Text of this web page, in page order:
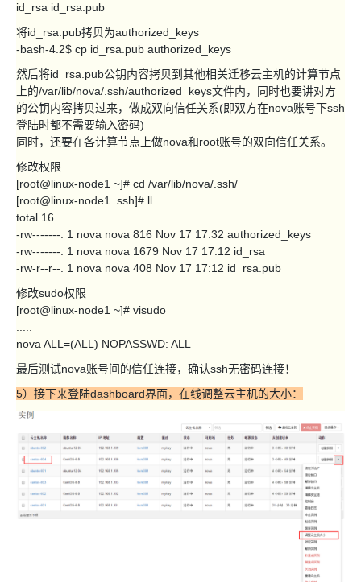
id_rsa id_rsa.pub
将id_rsa.pub拷贝为authorized_keys
-bash-4.2$ cp id_rsa.pub authorized_keys
然后将id_rsa.pub公钥内容拷贝到其他相关迁移云主机的计算节点
上的/var/lib/nova/.ssh/authorized_keys文件内，同时也要讲对方
的公钥内容拷贝过来，做成双向信任关系(即双方在nova账号下ssh
登陆时都不需要输入密码)
同时，还要在各计算节点上做nova和root账号的双向信任关系。
修改权限
[root@linux-node1 ~]# cd /var/lib/nova/.ssh/
[root@linux-node1 .ssh]# ll
total 16
-rw-------. 1 nova nova 816 Nov 17 17:32 authorized_keys
-rw-------. 1 nova nova 1679 Nov 17 17:12 id_rsa
-rw-r--r--. 1 nova nova 408 Nov 17 17:12 id_rsa.pub
修改sudo权限
[root@linux-node1 ~]# visudo
nova ALL=(ALL) NOPASSWD: ALL
最后测试nova账号间的信任连接，确认ssh无密码连接！
5）接下来登陆dashboard界面，在线调整云主机的大小：